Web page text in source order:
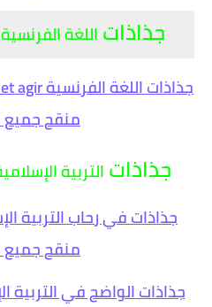
جذاذات اللغة الفرنسية
منقح جميع
جذاذات التربية
جذاذات في رحاب التربية
منقح جميع
جذاذات الواضح في التربية